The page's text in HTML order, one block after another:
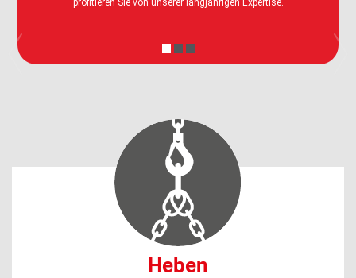
profitieren Sie von unserer langjährigen Expertise.
Heben